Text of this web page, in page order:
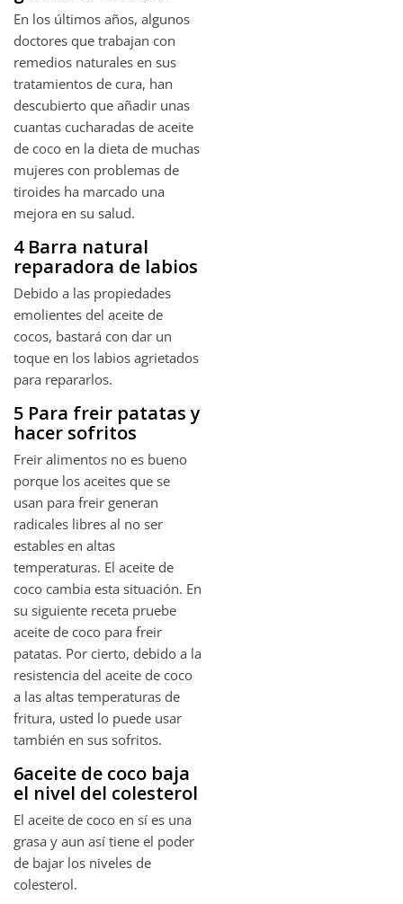
En los últimos años, algunos
doctores que trabajan con
remedios naturales en sus
tratamientos de cura, han
descubierto que añadir unas
cuantas cucharadas de aceite
de coco en la dieta de muchas
mujeres con problemas de
tiroides ha marcado una
mejora en su salud.
4 Barra natural
reparadora de labios
Debido a las propiedades
emolientes del aceite de
cocos, bastará con dar un
toque en los labios agrietados
para repararlos.
5 Para freir patatas y
hacer sofritos
Freir alimentos no es bueno
porque los aceites que se
usan para freir generan
radicales libres al no ser
estables en altas
temperaturas. El aceite de
coco cambia esta situación. En
su siguiente receta pruebe
aceite de coco para freir
patatas. Por cierto, debido a la
resistencia del aceite de coco
a las altas temperaturas de
fritura, usted lo puede usar
también en sus sofritos.
6aceite de coco baja
el nivel del colesterol
El aceite de coco en sí es una
grasa y aun así tiene el poder
de bajar los niveles de
colesterol.